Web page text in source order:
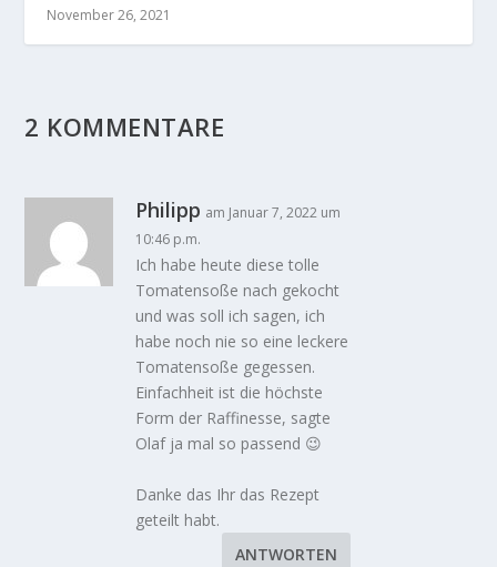
November 26, 2021
2 KOMMENTARE
Philipp am Januar 7, 2022 um
10:46 p.m.
Ich habe heute diese tolle
Tomatensoße nach gekocht
und was soll ich sagen, ich
habe noch nie so eine leckere
Tomatensoße gegessen.
Einfachheit ist die höchste
Form der Raffinesse, sagte
Olaf ja mal so passend 😉
Danke das Ihr das Rezept
geteilt habt.
ANTWORTEN